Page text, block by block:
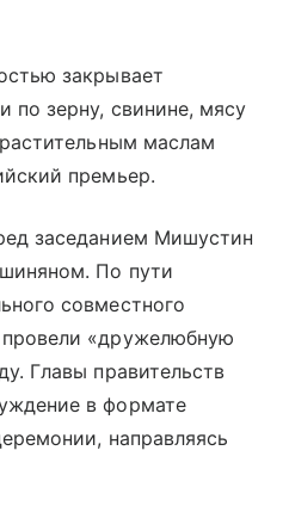
закрывает
по зерну, свинине, мясу
маслам
премьер.
заседанием Мишустин
По пути
совместного
«дружелюбную
Главы правительств
в формате
направляясь